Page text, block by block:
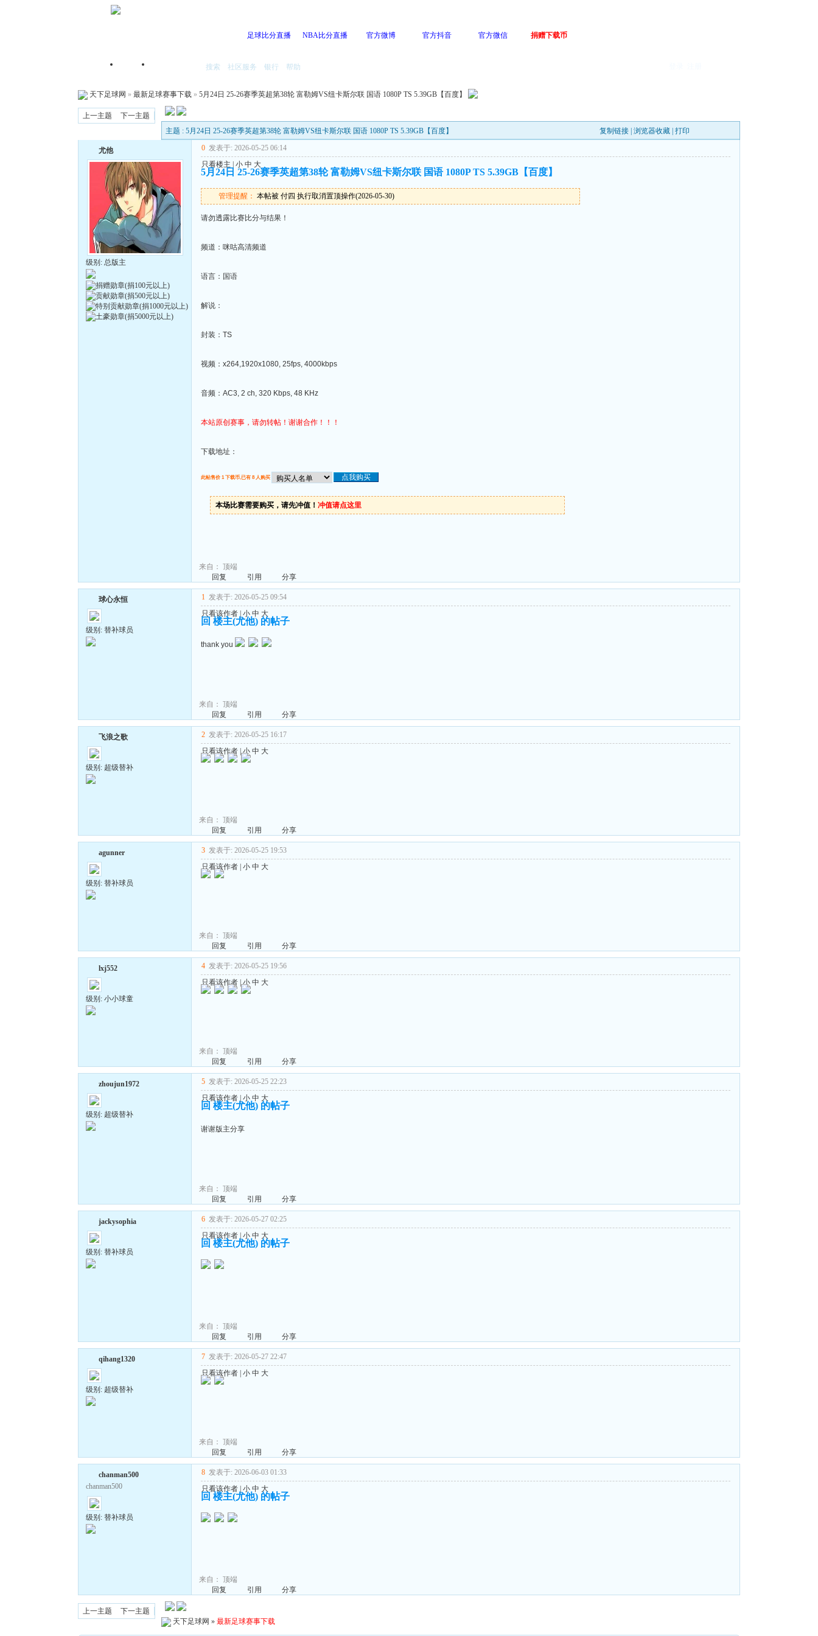
足球比分直播 NBA比分直播 官方微博 官方抖音 官方微信 捐赠下载币
首页 搜索 社区服务 银行 帮助
天下足球网 » 最新足球赛事下载 » 5月24日 25-26赛季英超第38轮 富勒姆VS纽卡斯尔联 国语 1080P TS 5.39GB【百度】
上一主题
下一主题
主题 : 5月24日 25-26赛季英超第38轮 富勒姆VS纽卡斯尔联 国语 1080P TS 5.39GB【百度】
复制链接| 浏览器收藏| 打印
尤他
级别: 总版主
0 发表于: 2026-05-25 06:14
只看楼主
小 中 大
5月24日 25-26赛季英超第38轮 富勒姆VS纽卡斯尔联 国语 1080P TS 5.39GB【百度】
管理提醒： 本帖被 付四 执行取消置顶操作(2026-05-30)
请勿透露比赛比分与结果！
频道：咪咕高清频道
语言：国语
解说：
封装：TS
视频：x264,1920x1080, 25fps, 4000kbps
音频：AC3, 2 ch, 320 Kbps, 48 KHz
本站原创赛事，请勿转帖！谢谢合作！！！
下载地址：
此帖售价 1 下载币,已有 8 人购买
本场比赛需要购买，请先冲值！ 冲值请点这里
来自： 顶端
回复
引用 分享
球心永恒
级别: 替补球员
1 发表于: 2026-05-25 09:54
只看该作者| 小 中 大
回 楼主(尤他) 的帖子
thank you
来自： 顶端
回复
引用 分享
飞浪之歌
级别: 超级替补
2 发表于: 2026-05-25 16:17
只看该作者|小 中 大
来自： 顶端
回复
引用 分享
agunner
级别: 替补球员
3 发表于: 2026-05-25 19:53
只看该作者| 小 中 大
来自： 顶端
回复
引用 分享
lxj552
级别: 小小球童
4 发表于: 2026-05-25 19:56
只看该作者|小 中 大
来自： 顶端
回复
引用 分享
zhoujun1972
级别: 超级替补
5 发表于: 2026-05-25 22:23
只看该作者| 小 中 大
回 楼主(尤他) 的帖子
谢谢版主分享
来自： 顶端
回复
引用 分享
jackysophia
级别: 替补球员
6 发表于: 2026-05-27 02:25
只看该作者| 小 中 大
回 楼主(尤他) 的帖子
来自： 顶端
回复
引用 分享
qihang1320
级别: 超级替补
7 发表于: 2026-05-27 22:47
只看该作者| 小 中 大
来自： 顶端
回复
引用 分享
chanman500
chanman500
级别: 替补球员
8 发表于: 2026-06-03 01:33
只看该作者| 小 中 大
回 楼主(尤他) 的帖子
来自： 顶端
回复
引用 分享
上一主题
下一主题
天下足球网 » 最新足球赛事下载